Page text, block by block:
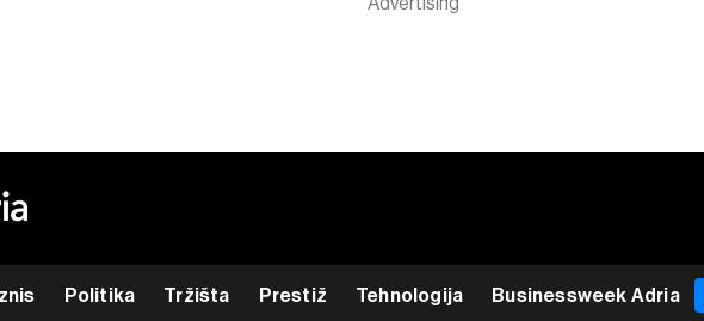
Politika Tržišta Prestiž Tehnologija Businessweek Adria